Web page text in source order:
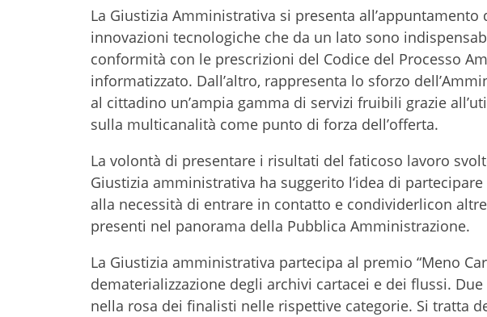
La Giustizia Amministrativa si presenta
innovazioni tecnologiche che da un lato sono
conformità con le prescrizioni del Codice del Processo
informatizzato. Dall’altro, rappresenta lo sforzo
al cittadino un’ampia gamma di servizi fruibili grazie
sulla multicanalità come punto di forza dell’offerta.
La volontà di presentare i risultati del faticoso lavoro
Giustizia amministrativa ha suggerito l‘idea di
alla necessità di entrare in contatto e condividerlicon
presenti nel panorama della Pubblica Amministrazione.
La Giustizia amministrativa partecipa al premio “Meno
dematerializzazione degli archivi cartacei e dei flussi.
nella rosa dei finalisti nelle rispettive categorie. Si tratta